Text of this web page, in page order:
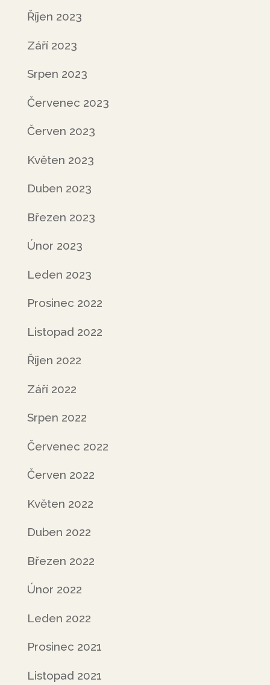
Říjen 2023
Září 2023
Srpen 2023
Červenec 2023
Červen 2023
Květen 2023
Duben 2023
Březen 2023
Únor 2023
Leden 2023
Prosinec 2022
Listopad 2022
Říjen 2022
Září 2022
Srpen 2022
Červenec 2022
Červen 2022
Květen 2022
Duben 2022
Březen 2022
Únor 2022
Leden 2022
Prosinec 2021
Listopad 2021